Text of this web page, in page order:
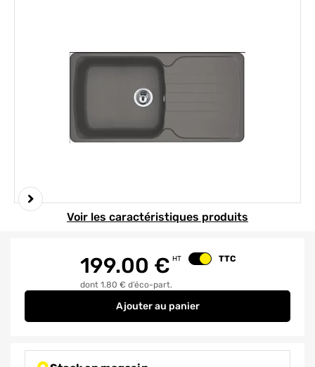
HT Changer le prix
TTC
199.00 €
dont 1.80 € d’éco-part.
Ajouterau panier
Evier de cuisine fragranit gris
Element 1 sur 2
Voir les caractéristiques produits